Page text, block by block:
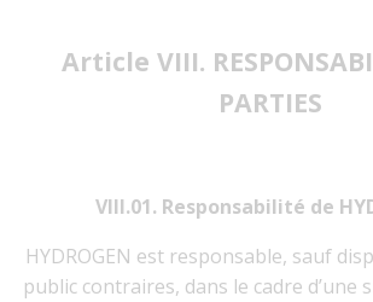
Article VIII.
PARTIES
VIII.01. Responsabilité de
HYDROGEN est responsable, sauf
public contraires, dans le cadre d’une